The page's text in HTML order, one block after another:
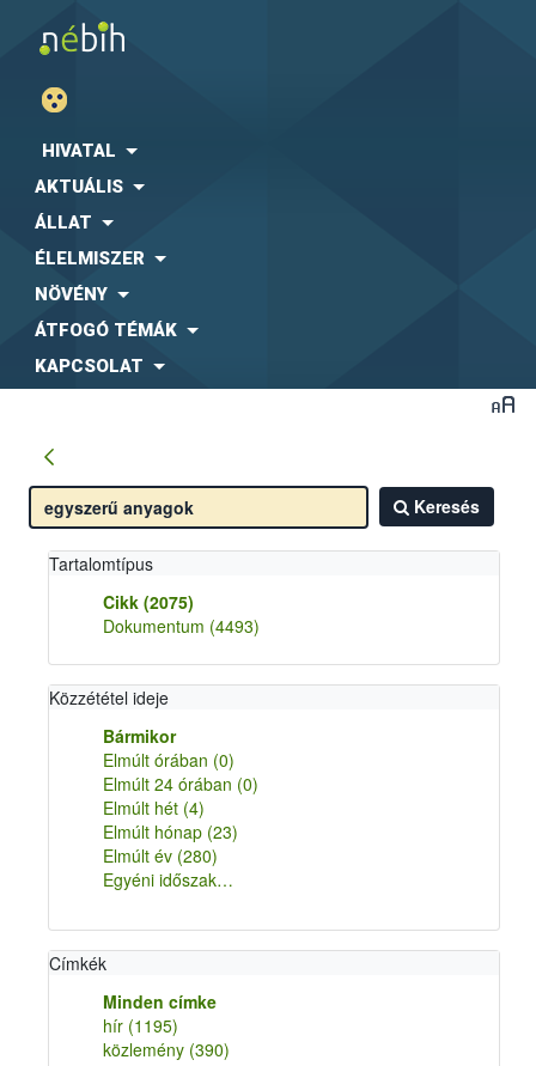
HIVATAL
AKTUÁLIS
ÁLLAT
ÉLELMISZER
NÖVÉNY
ÁTFOGÓ TÉMÁK
KAPCSOLAT
Keresés
Tartalomtípus
Cikk (2075)
Dokumentum (4493)
Közzététel ideje
Bármikor
Elmúlt órában (0)
Elmúlt 24 órában (0)
Elmúlt hét (4)
Elmúlt hónap (23)
Elmúlt év (280)
Egyéni időszak…
Címkék
Minden címke
hír (1195)
közlemény (390)